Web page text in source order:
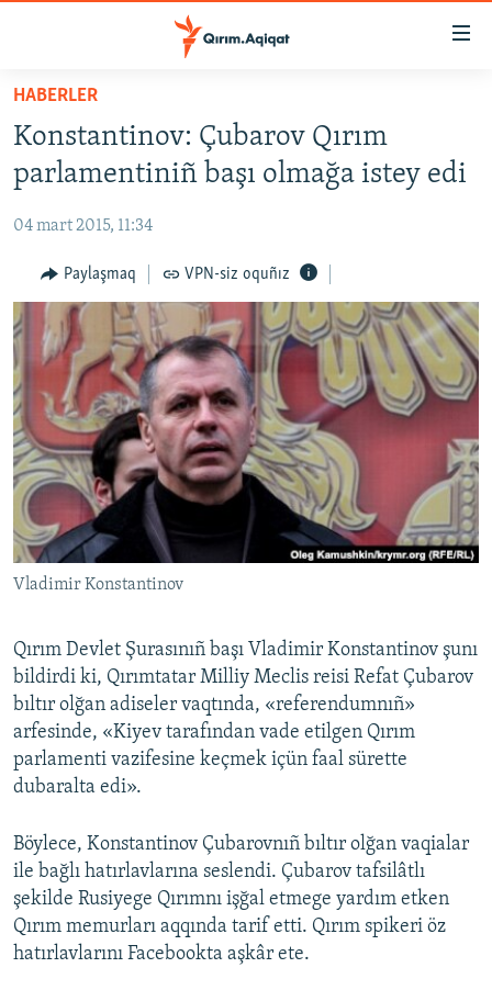
Esas
qaytmaq
Baş
navigatsiyağa
qaytmaq
qaytmaq
SİYASET
İQTİSADİYAT
CEMİYET
MEDENİYET
İNSAN AQLARI
VİDEO
SÜRET
BLOGLAR
FİKİR
Русский
Українською
RFE/RS bütün saytları
HABERLER
Konstantinov: Çubarov Qırım
parlamentiniñ başı olmağa istey edi
04 mart 2015, 11:34
Paylaşmaq VPN-siz oquñız
Vladimir Konstantinov
Qırım Devlet Şurasınıñ başı Vladimir Konstantinov şunı
bildirdi ki, Qırımtatar Milliy Meclis reisi Refat Çubarov
bıltır olğan adiseler vaqtında, «referendumnıñ»
arfesinde, «Kiyev tarafından vade etilgen Qırım
parlamenti vazifesine keçmek içün faal sürette
dubaralta edi».
Böylece, Konstantinov Çubarovnıñ bıltır olğan vaqialar
ile bağlı hatırlavlarına seslendi. Çubarov tafsilâtlı
şekilde Rusiyege Qırımnı işğal etmege yardım etken
Qırım memurları aqqında tarif etti. Qırım spikeri öz
hatırlavlarını Facebookta aşkâr ete.